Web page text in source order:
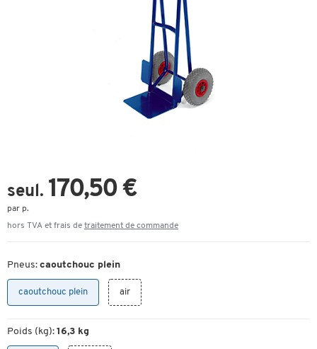
seul. 170,50 €
par p.
hors TVA et frais de traitement de commande
Pneus: caoutchouc plein
caoutchouc plein air
Poids (kg): 16,3 kg